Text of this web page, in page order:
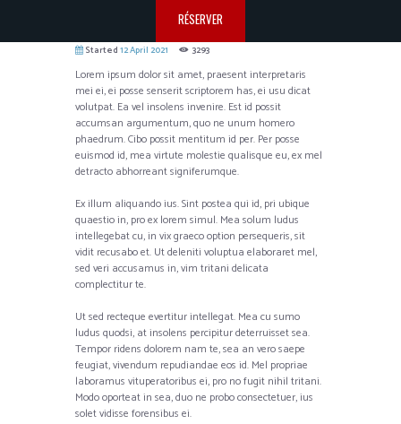
RÉSERVER
Started12 April 2021 3293
Lorem ipsum dolor sit amet, praesent interpretaris
mei ei, ei posse senserit scriptorem has, ei usu dicat
volutpat. Ea vel insolens invenire. Est id possit
accumsan argumentum, quo ne unum homero
phaedrum. Cibo possit mentitum id per. Per posse
euismod id, mea virtute molestie qualisque eu, ex mel
detracto abhorreant signiferumque.
Ex illum aliquando ius. Sint postea qui id, pri ubique
quaestio in, pro ex lorem simul. Mea solum ludus
intellegebat cu, in vix graeco option persequeris, sit
vidit recusabo et. Ut deleniti voluptua elaboraret mel,
sed veri accusamus in, vim tritani delicata
complectitur te.
Ut sed recteque evertitur intellegat. Mea cu sumo
ludus quodsi, at insolens percipitur deterruisset sea.
Tempor ridens dolorem nam te, sea an vero saepe
feugiat, vivendum repudiandae eos id. Mel propriae
laboramus vituperatoribus ei, pro no fugit nihil tritani.
Modo oporteat in sea, duo ne probo consectetuer, ius
solet vidisse forensibus ei.